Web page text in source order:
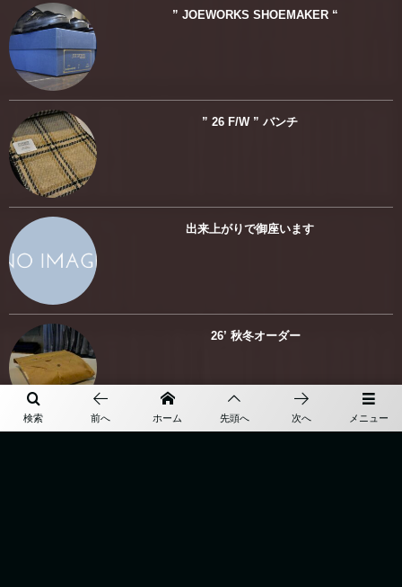
メニュー
検索 前へ ホーム 先頭へ 次へ
” JOEWORKS SHOEMAKER “
” 26 F/W ” バンチ
出来上がりで御座います
26’ 秋冬オーダー